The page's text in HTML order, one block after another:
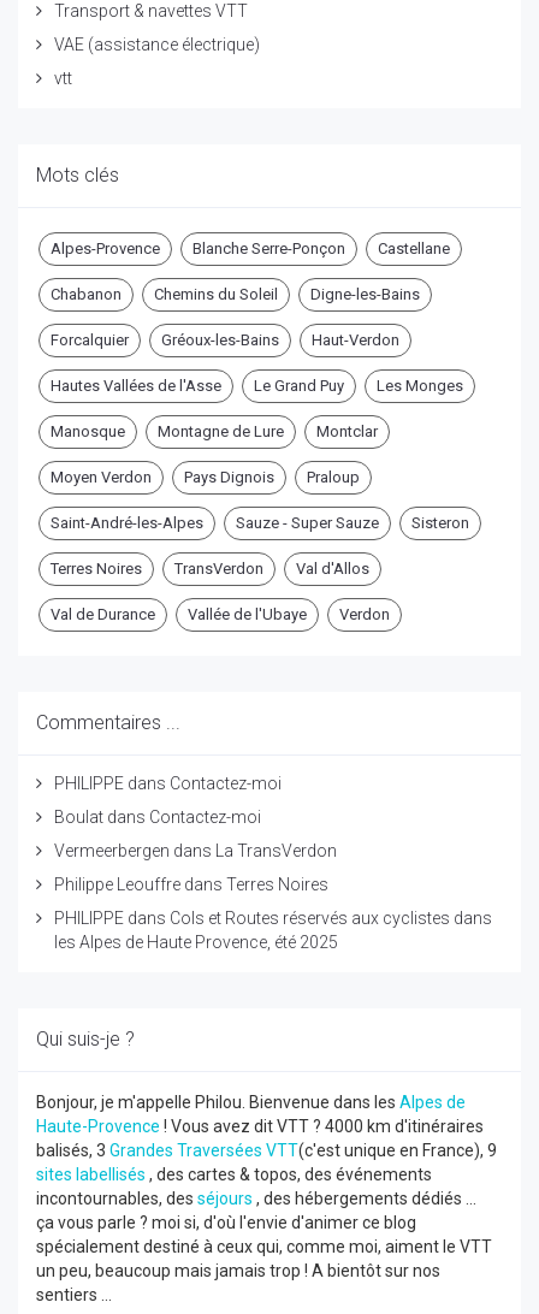
Transport & navettes VTT
VAE (assistance électrique)
vtt
Mots clés
Alpes-Provence Blanche Serre-Ponçon Castellane
Chabanon Chemins du Soleil Digne-les-Bains
Forcalquier Gréoux-les-Bains Haut-Verdon
Hautes Vallées de l'Asse Le Grand Puy Les Monges
Manosque Montagne de Lure Montclar
Moyen Verdon Pays Dignois Praloup
Saint-André-les-Alpes Sauze - Super Sauze Sisteron
Terres Noires TransVerdon Val d'Allos
Val de Durance Vallée de l'Ubaye Verdon
Commentaires ...
PHILIPPE dans Contactez-moi
Boulat dans Contactez-moi
Vermeerbergen dans
La TransVerdon
Philippe Leouffre dans Terres Noires
PHILIPPE dans Cols et Routes réservés aux cyclistes dans
les Alpes de Haute Provence, été 2025
Qui suis-je ?
Bonjour, je m'appelle Philou. Bienvenue dans les Alpes de
Haute-Provence ! Vous avez dit VTT ? 4000 km d'itinéraires
balisés, 3 Grandes Traversées VTT(c'est unique en France), 9
sites labellisés , des cartes & topos, des événements
incontournables, des séjours , des hébergements dédiés ...
ça vous parle ? moi si, d'où l'envie d'animer ce blog
spécialement destiné à ceux qui, comme moi, aiment le VTT
un peu, beaucoup mais jamais trop ! A bientôt sur nos
sentiers ...